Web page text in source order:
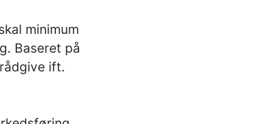
minimum
Baseret på
ift.